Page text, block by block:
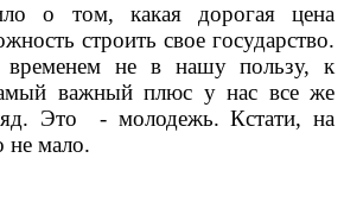
о том, какая дорогая цена
строить свое государство.
временем не в нашу пользу, к
важный плюс у нас все же
Это
- молодежь. Кстати, на
не мало.